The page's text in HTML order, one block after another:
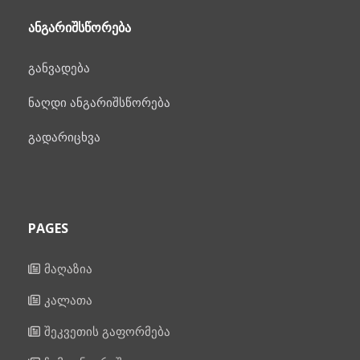
ᲐᲜᲒᲐᲠᲘᲨᲡᲬᲝᲠᲔᲑᲐ
განვადება
ნაღდი ანგარიშსწორება
გადარიცხვა
PAGES
მაღაზია
კალათა
შეკვეთის გაფორმება